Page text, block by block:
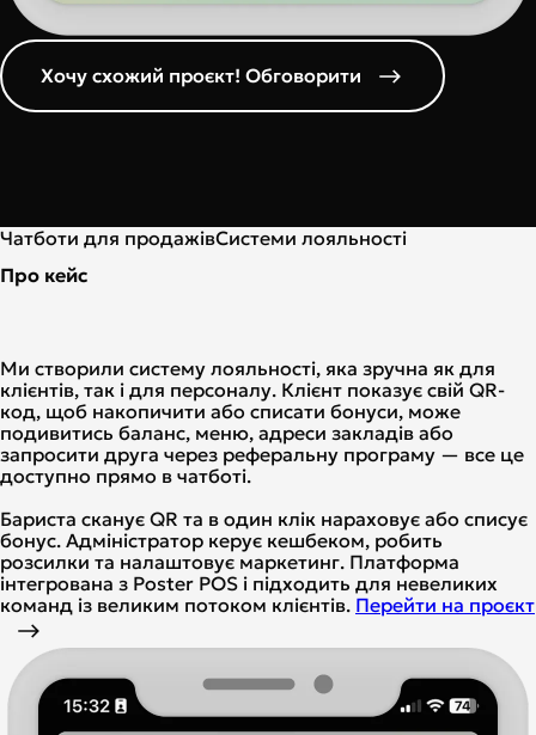
Хочу схожий проєкт! Обговорити
Чатботи для продажівСистеми лояльності
Про кейс
Ми створили систему лояльності, яка зручна як для
клієнтів, так і для персоналу. Клієнт показує свій QR-
код, щоб накопичити або списати бонуси, може
подивитись баланс, меню, адреси закладів або
запросити друга через реферальну програму — все це
доступно прямо в чатботі.
Бариста сканує QR та в один клік нараховує або списує
бонус. Адміністратор керує кешбеком, робить
розсилки та налаштовує маркетинг. Платформа
інтегрована з Poster POS і підходить для невеликих
команд із великим потоком клієнтів. Перейти на проєкт